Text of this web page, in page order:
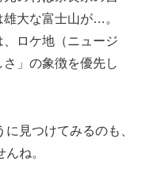
大な富士山が…。
ロケ地（ニュージ
」の象徴を優先し
見つけてみるのも、
ね。